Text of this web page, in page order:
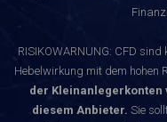
RISIKOWARNUNG: CFD
Hebelwirkung mit dem hohen
der Kleinanlegerkonten
diesem Anbieter. Sie